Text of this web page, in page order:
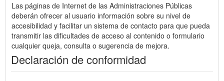
Las páginas de Internet de las Administraciones Públicas
deberán ofrecer al usuario información sobre su nivel de
accesibilidad y facilitar un sistema de contacto para que pueda
transmitir las dificultades de acceso al contenido o formulario
cualquier queja, consulta o sugerencia de mejora.
Declaración de conformidad